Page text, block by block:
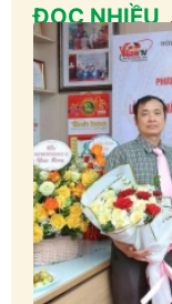
ĐỌC NHIỀU